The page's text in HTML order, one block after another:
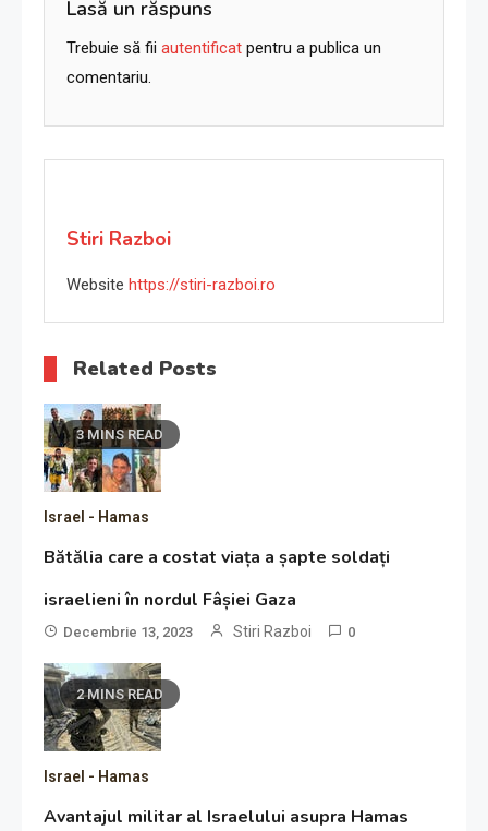
articole
Lasă un răspuns
Trebuie să fii autentificat pentru a publica un
comentariu.
Stiri Razboi
Website https://stiri-razboi.ro
Related Posts
3 MINS READ
Israel - Hamas
Bătălia care a costat viața a șapte soldați
israelieni în nordul Fâșiei Gaza
Decembrie 13, 2023 Stiri Razboi 0
2 MINS READ
Israel - Hamas
Avantajul militar al Israelului asupra Hamas